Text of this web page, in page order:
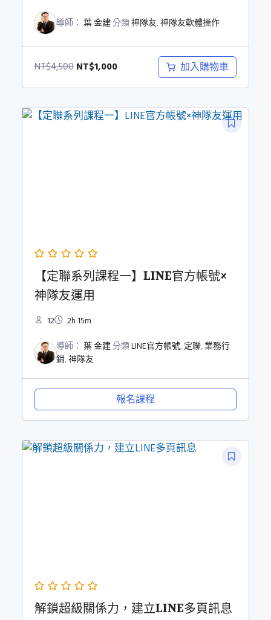
導師： 葉 金建分類神隊友,神隊友軟體操作
NT$4,500 原
格：
NT$1,000目
格：
加入購物車
【定聯系列課程一】LINE官方帳號×
神隊友運用
12 2h 15m
導師： 葉 金建分類LINE官方帳號,定聯, 業務行
銷,神隊友
報名課程
解鎖超級關係力，建立LINE多頁訊息